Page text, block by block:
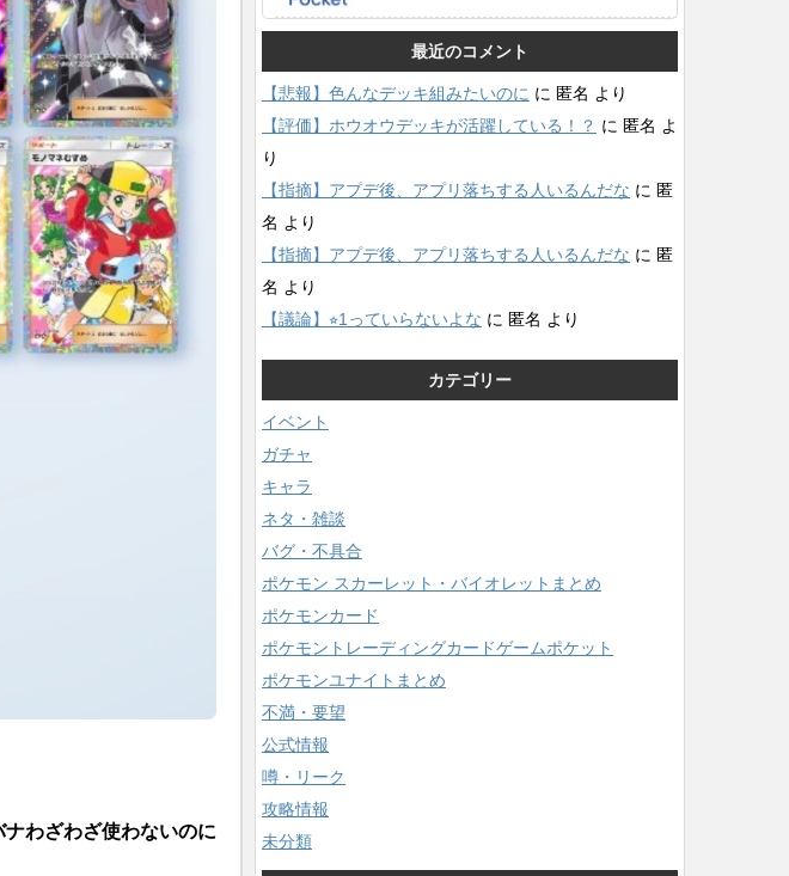
わざわざ使わないのに
最近のコメント
【悲報】色んなデッキ組みたいのに に 匿名 より
【評価】ホウオウデッキが活躍している！？ に 匿名 よ
り
【指摘】アプデ後、アプリ落ちする人いるんだな に 匿
名 より
【指摘】アプデ後、アプリ落ちする人いるんだな に 匿
名 より
【議論】⭐︎1っていらないよな に 匿名 より
カテゴリー
イベント
ガチャ
キャラ
ネタ・雑談
バグ・不具合
ポケモン スカーレット・バイオレットまとめ
ポケモンカード
ポケモントレーディングカードゲームポケット
ポケモンユナイトまとめ
不満・要望
公式情報
噂・リーク
攻略情報
未分類